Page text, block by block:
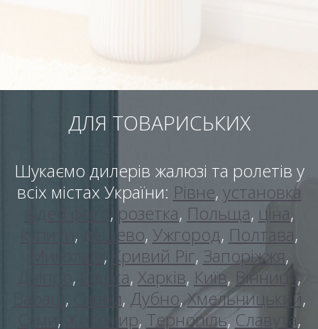
ДЛЯ ТОВАРИСЬКИХ
Шукаємо дилерів жалюзі та ролетів у
всіх містах України: Рівне, установка
відео фото , розетка, Польща, ціна,
, дешево, Ужгород, Полтава,
, Кривий Ріг, Запоріжжя,
, Одеса, Харків, Київ, Вінниця,
, Сарни, Дубно, Хмельницький,
, Житомир, Тернопіль, Славута,